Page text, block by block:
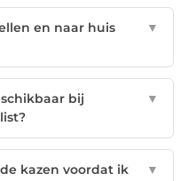
en naar huis
▼
bij
▼
kazen voordat ik
▼